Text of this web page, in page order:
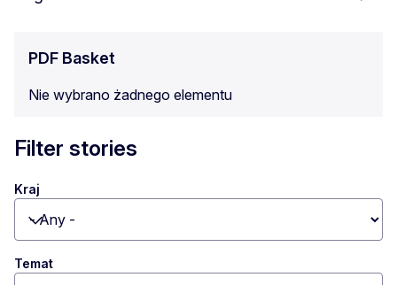
Next
PDF Basket
Nie wybrano żadnego elementu
Filter stories
Kraj
Toggle dropdown
Temat